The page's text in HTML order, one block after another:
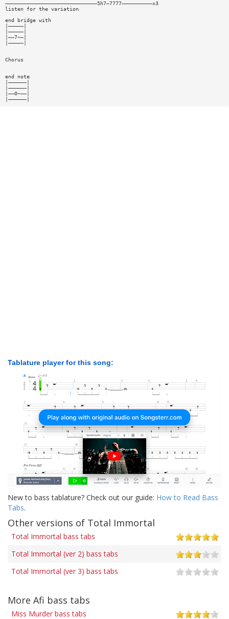
——————————————————————————————5h7—7777——————————x3
listen for the variation
end bridge with
|—————|
|—————|
|——7~—|
|—————|
Chorus
end note
|——————|
|——————|
|——0~——|
|——————|
Tablature player for this song:
New to bass tablature? Check out our guide: How to Read Bass
Tabs.
Other versions of Total Immortal
Total Immortal bass tabs
Total Immortal (ver 2) bass tabs
Total Immortal (ver 3) bass tabs
More Afi bass tabs
Miss Murder bass tabs